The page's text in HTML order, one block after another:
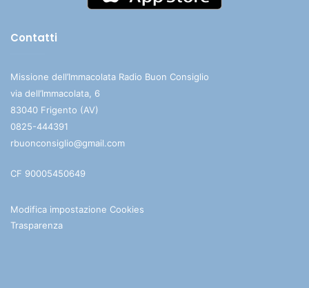
Contatti
Missione dell’Immacolata Radio Buon Consiglio
via dell’Immacolata, 6
83040 Frigento (AV)
0825-444391
rbuonconsiglio@gmail.com
CF 90005450649
Modifica impostazione Cookies
Trasparenza